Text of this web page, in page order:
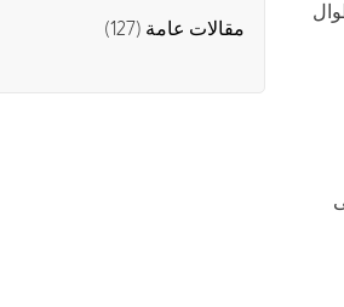
مقالات عامة (127)